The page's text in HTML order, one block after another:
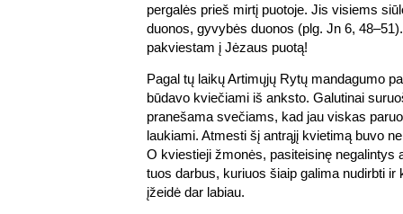
pergalės prieš mirtį puotoje. Jis visiems
duonos, gyvybės duonos (plg. Jn 6,
pakviestam į Jėzaus puotą!
Pagal tų laikų Artimųjų Rytų mandagumo
būdavo kviečiami iš anksto. Galutinai
pranešama svečiams, kad jau viskas
laukiami. Atmesti šį antrąjį kvietimą buvo
O kviestieji žmonės, pasiteisinę negalintys
tuos darbus, kuriuos šiaip galima nudirbti ir
įžeidė dar labiau.